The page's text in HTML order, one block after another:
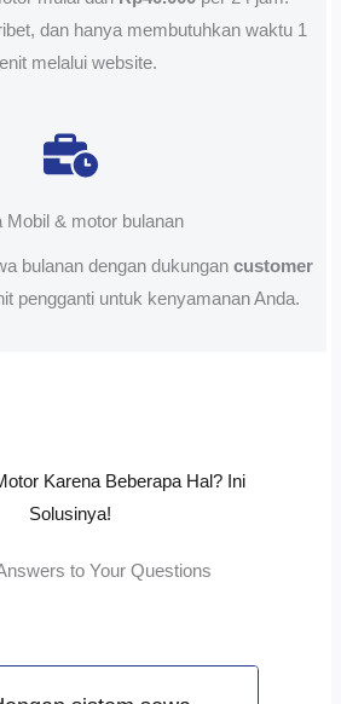
dan hanya membutuhkan waktu 1
melalui website.
Mobil & motor bulanan
bulanan dengan dukungan customer
pengganti untuk kenyamanan Anda.
Karena Beberapa Hal? Ini
Solusinya!
to Your Questions